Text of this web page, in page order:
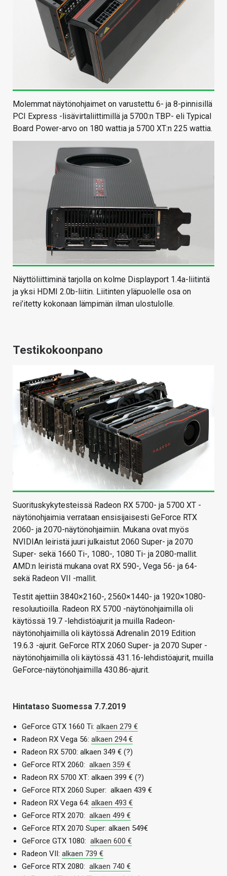
Molemmat näytönohjaimet on varustettu 6- ja 8-pinnisillä
PCI Express -lisävirtaliittimillä ja 5700:n TBP- eli Typical
Board Power-arvo on 180 wattia ja 5700 XT:n 225 wattia.
Näyttöliittiminä tarjolla on kolme Displayport 1.4a-liitintä
ja yksi HDMI 2.0b-liitin. Liitinten yläpuolelle osa on
rei’itetty kokonaan lämpimän ilman ulostulolle.
Testikokoonpano
Suorituskykytesteissä Radeon RX 5700- ja 5700 XT -
näytönohjaimia verrataan ensisijaisesti GeForce RTX
2060- ja 2070-näytönohjaimiin. Mukana ovat myös
NVIDIAn leiristä juuri julkaistut 2060 Super- ja 2070
Super- sekä 1660 Ti-, 1080-, 1080 Ti- ja 2080-mallit.
AMD:n leiristä mukana ovat RX 590-, Vega 56- ja 64-
sekä Radeon VII -mallit.
Testit ajettiin 3840×2160-, 2560×1440- ja 1920×1080-
resoluutioilla. Radeon RX 5700 -näytönohjaimilla oli
käytössä 19.7 -lehdistöajurit ja muilla Radeon-
näytönohjaimilla oli käytössä Adrenalin 2019 Edition
19.6.3 -ajurit. GeForce RTX 2060 Super- ja 2070 Super -
näytönohjaimilla oli käytössä 431.16-lehdistöajurit, muilla
GeForce-näytönohjaimilla 430.86-ajurit.
Hintataso Suomessa 7.7.2019
GeForce GTX 1660 Ti: alkaen 279 €
Radeon RX Vega 56: alkaen 294 €
Radeon RX 5700: alkaen 349 € (?)
GeForce RTX 2060: alkaen 359 €
Radeon RX 5700 XT: alkaen 399 € (?)
GeForce RTX 2060 Super: alkaen 439 €
Radeon RX Vega 64: alkaen 493 €
GeForce RTX 2070: alkaen 499 €
GeForce RTX 2070 Super: alkaen 549€
GeForce GTX 1080: alkaen 600 €
Radeon VII: alkaen 739 €
GeForce RTX 2080: alkaen 740 €